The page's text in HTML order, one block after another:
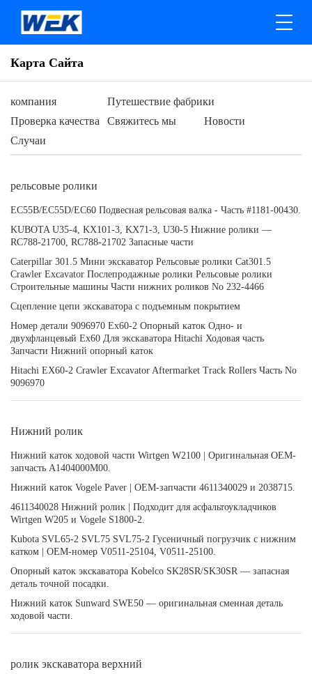
Карта Сайта
компания
Путешествие фабрики
Проверка качества
Свяжитесь мы
Новости
Случаи
рельсовые ролики
EC55B/EC55D/EC60 Подвесная рельсовая валка - Часть #1181-00430.
KUBOTA U35-4, KX101-3, KX71-3, U30-5 Нижние ролики —
RC788-21700, RC788-21702 Запасные части
Caterpillar 301.5 Мини экскаватор Рельсовые ролики Cat301.5
Crawler Excavator Послепродажные ролики Рельсовые ролики
Строительные машины Части нижних роликов No 232-4466
Сцепление цепи экскаватора с подъемным покрытием
Номер детали 9096970 Ex60-2 Опорный каток Одно- и
двухфланцевый Ex60 Для экскаватора Hitachi Ходовая часть
Запчасти Нижний опорный каток
Hitachi EX60-2 Crawler Excavator Aftermarket Track Rollers Часть No
9096970
Нижний ролик
Нижний каток ходовой части Wirtgen W2100 | Оригинальная OEM-
запчасть A1404000M00.
Нижний каток Vogele Paver | OEM-запчасти 4611340029 и 2038715.
4611340028 Нижний ролик | Подходит для асфальтоукладчиков
Wirtgen W205 и Vogele S1800-2.
Kubota SVL65-2 SVL75 SVL75-2 Гусеничный погрузчик с нижним
катком | OEM-номер V0511-25104, V0511-25100.
Опорный каток экскаватора Kobelco SK28SR/SK30SR — запасная
деталь точной посадки.
Нижний каток Sunward SWE50 — оригинальная сменная деталь
ходовой части.
ролик экскаватора верхний